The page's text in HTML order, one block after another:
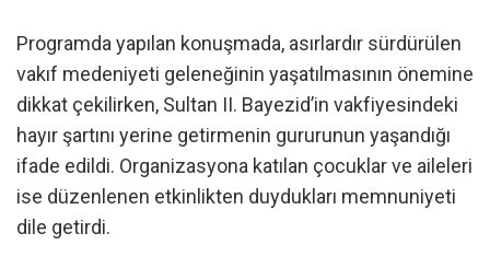
Programda yapılan konuşmada, asırlardır sürdürülen
vakıf medeniyeti geleneğinin yaşatılmasının önemine
dikkat çekilirken, Sultan II. Bayezid’in vakfiyesindeki
hayır şartını yerine getirmenin gururunun yaşandığı
ifade edildi. Organizasyona katılan çocuklar ve aileleri
ise düzenlenen etkinlikten duydukları memnuniyeti
dile getirdi.